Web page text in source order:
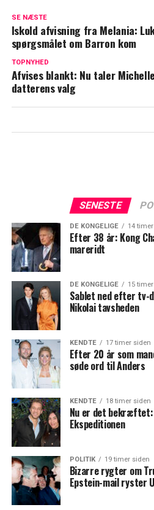
Roberts: 'Vil væmme
Mette Frederiksen
SE NÆSTE
Iskold afvisning fra Melania:
spørgsmålet om Barron kom
TOPNYHED
Afvises blankt: Nu taler
datterens valg
SENESTE
DE KONGELIGE 14
Efter 38 år: Kong
mareridt
DE KONGELIGE 15
Sablet ned efter tv-
Nikolai tavsheden
KENDTE 17 timer siden
Efter 20 år som
søde ord til Anders
KENDTE 18 timer siden
Nu er det bekræftet:
Ekspeditionen
POLITIK 19 timer siden
Bizarre rygter om
Epstein-mail ryster